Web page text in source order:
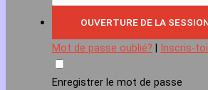
Mot de passe oublié? Inscris-toi
Enregistrer le mot de passe